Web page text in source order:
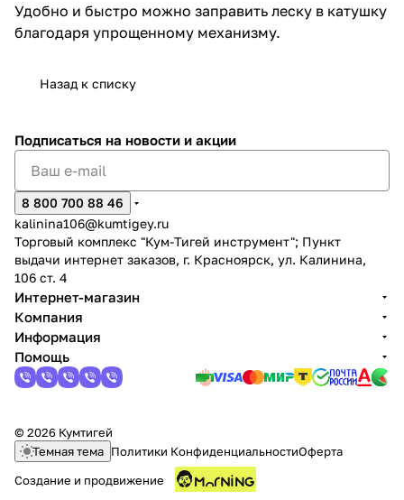
Удобно и быстро можно заправить леску в катушку
благодаря упрощенному механизму.
Назад к списку
Подписаться на новости и акции
8 800 700 88 46
kalinina106@kumtigey.ru
Торговый комплекс "Кум-Тигей инструмент"; Пункт
выдачи интернет заказов, г. Красноярск, ул. Калинина,
106 ст. 4
Интернет-магазин
Компания
Информация
Помощь
© 2026 Кумтигей
Темная тема Политики КонфиденциальностиОферта
Создание и продвижение